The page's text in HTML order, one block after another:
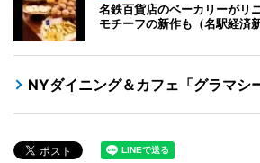
名鉄百貨店のベーカリーがリ
モチーフの新作も（名駅経済新
NYダイニング＆カフェ「グラマシ